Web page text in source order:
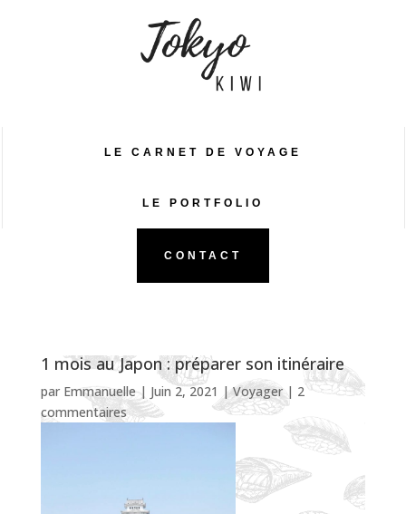
LE CARNET DE VOYAGE
LE PORTFOLIO
CONTACT
1 mois au Japon : préparer son itinéraire
par Emmanuelle| Juin 2, 2021 |Voyager| 2
commentaires